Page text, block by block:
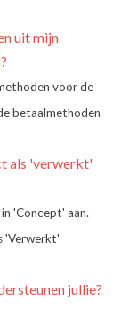
uit mijn
?
voor de
betaalmethoden
als 'verwerkt'
'Concept' aan.
'Verwerkt'
jullie?